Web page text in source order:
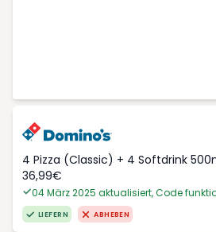
4 Pizza (Classic) + 4 Softdrink
36,99€
04 März 2025 aktualisiert, Code
LIEFERN ABHEBEN